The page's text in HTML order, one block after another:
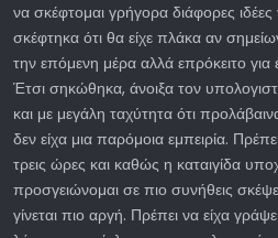
να σκέφτομαι γρήγορα διάφορες
σκέφτηκα ότι θα είχε πλάκα αν
την επόμενη μέρα αλλά επρόκειτο
Έτσι σηκώθηκα, άνοιξα τον
και με μεγάλη ταχύτητα ότι
δεν είχα μια παρόμοια εμπειρία.
τρεις ώρες και καθώς η καταιγίδα
προσγειώνομαι σε πιο συνήθεις
γίνεται πιο αργή. Πρέπει να είχα